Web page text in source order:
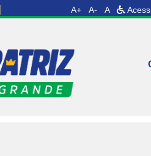
A+ A- A